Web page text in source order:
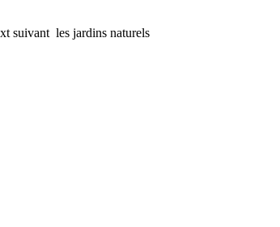
les jardins naturels